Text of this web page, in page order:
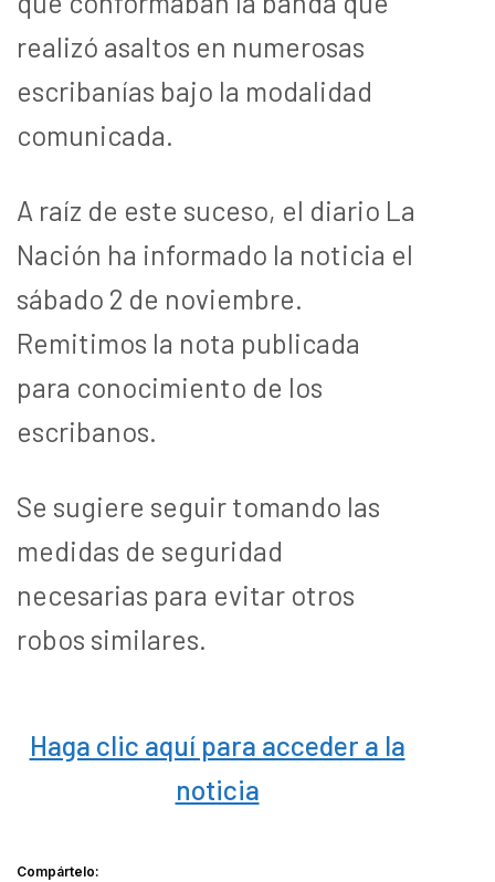
realizó asaltos en numerosas
escribanías bajo la modalidad
comunicada.
A raíz de este suceso, el diario La
Nación ha informado la noticia el
sábado 2 de noviembre.
Remitimos la nota publicada
para conocimiento de los
escribanos.
Se sugiere seguir tomando las
medidas de seguridad
necesarias para evitar otros
robos similares.
Haga clic aquí para acceder a la
noticia
Compártelo: